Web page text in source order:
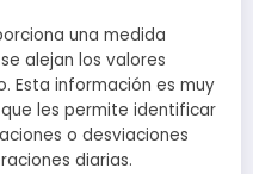
una medida
alejan los valores
Esta información es muy
les permite identificar
o desviaciones
diarias.